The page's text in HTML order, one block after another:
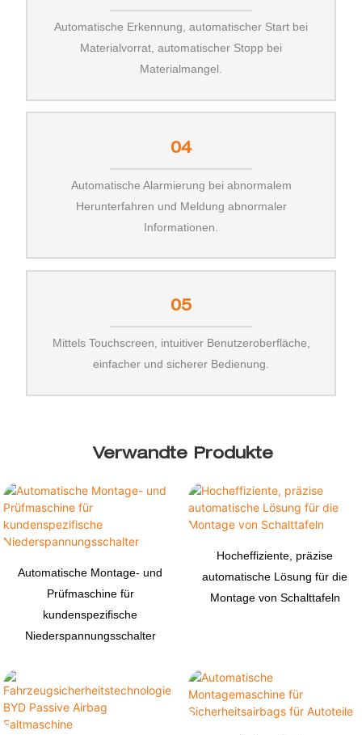
Automatische Erkennung, automatischer Start bei
Materialvorrat, automatischer Stopp bei
Materialmangel.
04
Automatische Alarmierung bei abnormalem
Herunterfahren und Meldung abnormaler
Informationen.
05
Mittels Touchscreen, intuitiver Benutzeroberfläche,
einfacher und sicherer Bedienung.
Verwandte Produkte
Automatische Montage- und
Prüfmaschine für
kundenspezifische
Niederspannungsschalter
Hocheffiziente, präzise
automatische Lösung für die
Montage von Schalttafeln